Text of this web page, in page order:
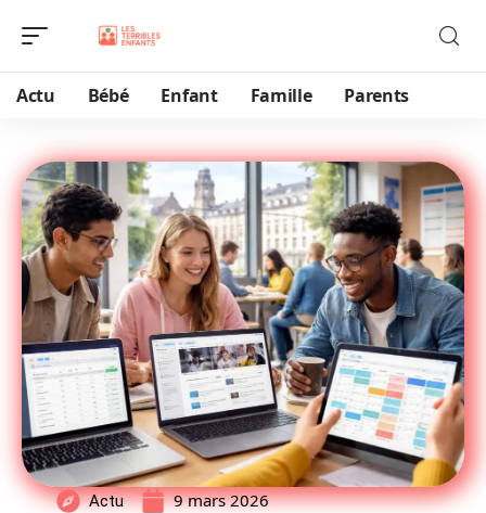
Actu Bébé Enfant Famille Parents
Actu 9 mars 2026